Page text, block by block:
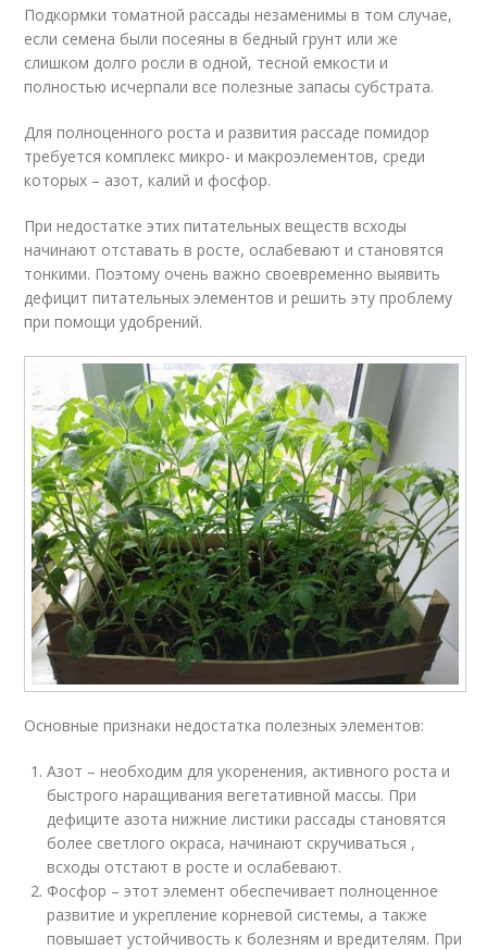
Подкормки томатной рассады незаменимы в том случае,
если семена были посеяны в бедный грунт или же
слишком долго росли в одной, тесной емкости и
полностью исчерпали все полезные запасы субстрата.
Для полноценного роста и развития рассаде помидор
требуется комплекс микро- и макроэлементов, среди
которых – азот, калий и фосфор.
При недостатке этих питательных веществ всходы
начинают отставать в росте, ослабевают и становятся
тонкими. Поэтому очень важно своевременно выявить
дефицит питательных элементов и решить эту проблему
при помощи удобрений.
Основные признаки недостатка полезных элементов:
Азот – необходим для укоренения, активного роста и
быстрого наращивания вегетативной массы. При
дефиците азота нижние листики рассады становятся
более светлого окраса, начинают скручиваться ,
всходы отстают в росте и ослабевают.
Фосфор – этот элемент обеспечивает полноценное
развитие и укрепление корневой системы, а также
повышает устойчивость к болезням и вредителям. При